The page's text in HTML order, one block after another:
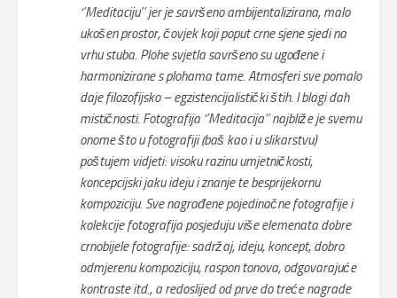
‘’Meditaciju’’ jer je savršeno ambijentalizirana, malo
ukošen prostor, čovjek koji poput crne sjene sjedi na
vrhu stuba. Plohe svjetla savršeno su ugođene i
harmonizirane s plohama tame. Atmosferi sve pomalo
daje filozofijsko – egzistencijalistički štih. I blagi dah
mističnosti. Fotografija ‘’Meditacija’’ najbliže je svemu
onome što u fotografiji (baš kao i u slikarstvu)
poštujem vidjeti: visoku razinu umjetničkosti,
koncepcijski jaku ideju i znanje te besprijekornu
kompoziciju. Sve nagrađene pojedinačne fotografije i
kolekcije fotografija posjeduju više elemenata dobre
crnobijele fotografije: sadržaj, ideju, koncept, dobro
odmjerenu kompoziciju, raspon tonova, odgovarajuće
kontraste itd., a redoslijed od prve do treće nagrade